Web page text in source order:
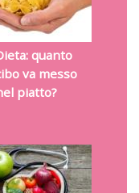
quanto
va messo
piatto?